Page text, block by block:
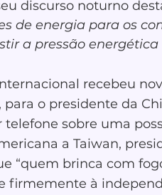
discurso noturno
de energia para os
a pressão energética
recebeu
para o presidente da
sobre uma
a Taiwan,
“quem brinca com
firmemente à